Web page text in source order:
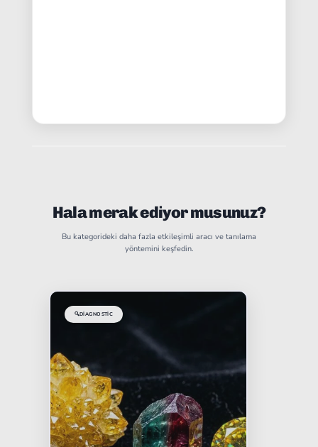
Hala merak ediyor musunuz?
Bu kategorideki daha fazla etkileşimli aracı ve tanılama
yöntemini keşfedin.
🔍DIAGNOSTIC